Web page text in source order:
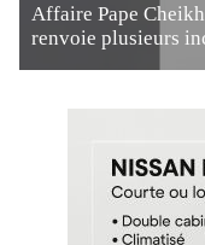
Affaire Pape
renvoie plusieurs